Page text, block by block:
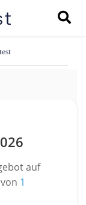
auf
1